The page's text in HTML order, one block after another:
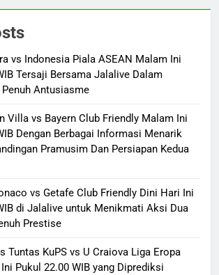
vs Indonesia Piala ASEAN Malam Ini
Tersaji Bersama Jalalive Dalam
Antusiasme
Villa vs Bayern Club Friendly Malam Ini
Dengan Berbagai Informasi Menarik
Pramusim Dan Persiapan Kedua
vs Getafe Club Friendly Dini Hari Ini
di Jalalive untuk Menikmati Aksi Dua
Prestise
Tuntas KuPS vs U Craiova Liga Eropa
Pukul 22.00 WIB yang Diprediksi